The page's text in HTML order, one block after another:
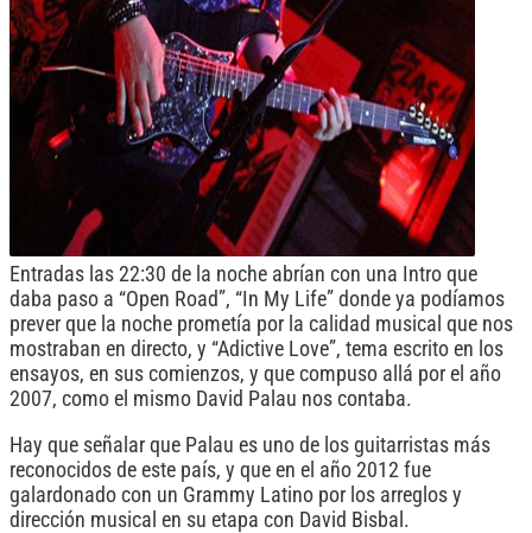
Entradas las 22:30 de la noche abrían con una Intro que
daba paso a “Open Road”, “In My Life” donde ya podíamos
prever que la noche prometía por la calidad musical que nos
mostraban en directo, y “Adictive Love”, tema escrito en los
ensayos, en sus comienzos, y que compuso allá por el año
2007, como el mismo David Palau nos contaba.
Hay que señalar que Palau es uno de los guitarristas más
reconocidos de este país, y que en el año 2012 fue
galardonado con un Grammy Latino por los arreglos y
dirección musical en su etapa con David Bisbal.